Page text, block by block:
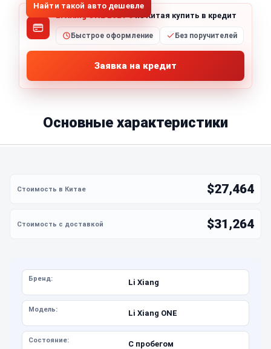
Найти такой авто дешевле
Li Xiang ONE 2021 6из Китая купить в кредит
Быстрое оформление Без поручителей
Заявка на кредит
Основные характеристики
$27,464
$31,264
Бренд: Li Xiang
Модель: Li Xiang ONE
Состояние: С пробегом